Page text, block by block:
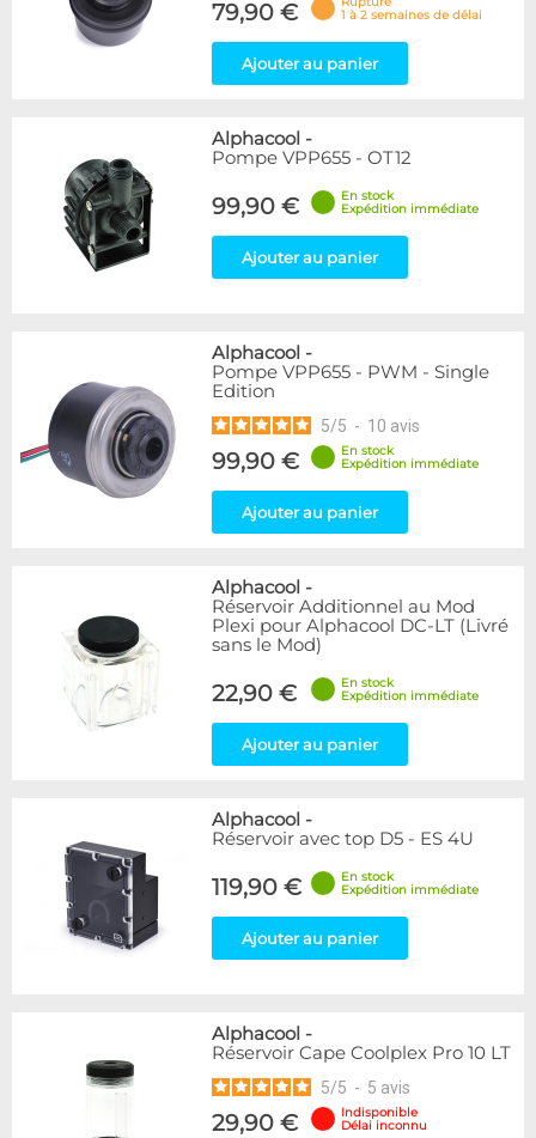
79,90 €
1 à 2 semaines de délai
Ajouter au panier
Alphacool -
Pompe VPP655 - OT12
99,90 €
En stock
Expédition immédiate
Ajouter au panier
Alphacool -
Pompe VPP655 - PWM - Single
Edition
5/5 - 10 avis
99,90 €
En stock
Expédition immédiate
Ajouter au panier
Alphacool -
Réservoir Additionnel au Mod
Plexi pour Alphacool DC-LT (Livré
sans le Mod)
22,90 €
En stock
Expédition immédiate
Ajouter au panier
Alphacool -
Réservoir avec top D5 - ES 4U
119,90 €
En stock
Expédition immédiate
Ajouter au panier
Alphacool -
Réservoir Cape Coolplex Pro 10 LT
5/5 - 5 avis
29,90 €
Indisponible
Délai inconnu